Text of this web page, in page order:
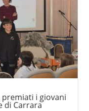
premiati i giovani
di Carrara